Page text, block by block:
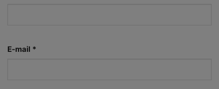
E-mail *